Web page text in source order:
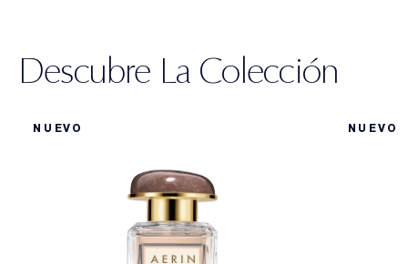
Descubre La Colección
NUEVO NUEVO